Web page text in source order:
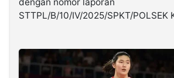
STTPL/B/10/IV/2025/SPKT/POLSEK